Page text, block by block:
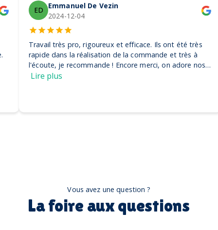
ED
Emmanuel De Vezin
2024-12-04
Travail très pro, rigoureux et efficace. Ils ont été très
rapide dans la réalisation de la commande et très à
l'écoute, je recommande ! Encore merci, on adore nos
casquettes
Lire plus
Vous avez une question ?
La foire aux questions